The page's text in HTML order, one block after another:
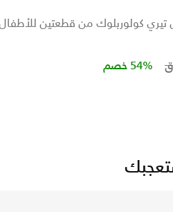
كولوربلوك من قطعتين
Price reduced
to
54% خصم